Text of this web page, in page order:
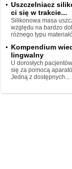
Uszczelniacz
ci się w trakcie...
Silikonowa masa
względu na bardzo
różnego typu
Kompendium
lingwalny
U dorosłych
się za pomocą
Jedną z dostępnych...